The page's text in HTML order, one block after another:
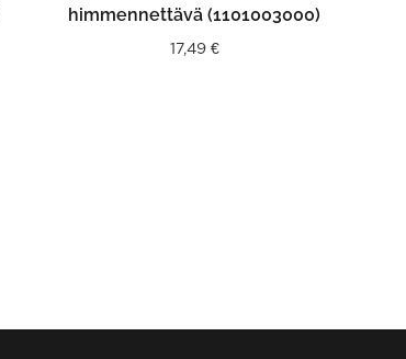
himmennettävä (1101003000)
17,49 €